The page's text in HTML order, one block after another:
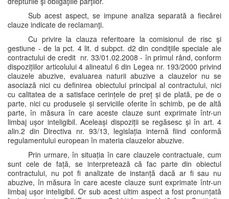
Sub acest aspect, se impune analiza separată a fiecărei
clauze indicate de reclamanţi.
Cu privire la clauza referitoare la comisionul de risc şi
gestiune - de la pct. 4 lit. d subpct. d2 din condiţiile speciale ale
contractului de credit nr. 33/01.02.2008 - în primul rând, conform
dispozițiilor articolului 4 alineatul 6 din Legea nr. 193/2000 privind
clauzele abuzive, evaluarea naturii abuzive a clauzelor nu se
asociază nici cu definirea obiectului principal al contractului, nici
cu calitatea de a satisface cerințele de preț și de plată, pe de o
parte, nici cu produsele și serviciile oferite în schimb, pe de altă
parte, în măsura în care aceste clauze sunt exprimate într-un
limbaj ușor inteligibil. Aceleași dispoziții se regăsesc și în art. 4
alin.2 din Directiva nr. 93/13, legislația internă fiind conformă
regulamentului european în materia clauzelor abuzive.
Prin urmare, în situația în care clauzele contractuale, cum
sunt cele de față, se interpretează că fac parte din obiectul
contractului, nu pot fi analizate de instanță dacă ar fi sau nu
abuzive, în măsura în care aceste clauze sunt exprimate într-un
limbaj ușor inteligibil. Or sub acest ultim aspect a fost pronunțată